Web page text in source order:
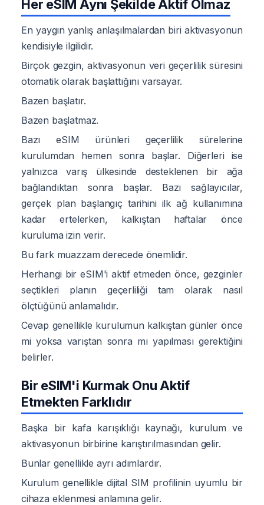
Her eSIM Aynı Şekilde Aktif Olmaz
En yaygın yanlış anlaşılmalardan biri aktivasyonun
kendisiyle ilgilidir.
Birçok gezgin, aktivasyonun veri geçerlilik süresini
otomatik olarak başlattığını varsayar.
Bazen başlatır.
Bazen başlatmaz.
Bazı eSIM ürünleri geçerlilik sürelerine
kurulumdan hemen sonra başlar. Diğerleri ise
yalnızca varış ülkesinde desteklenen bir ağa
bağlandıktan sonra başlar. Bazı sağlayıcılar,
gerçek plan başlangıç tarihini ilk ağ kullanımına
kadar ertelerken, kalkıştan haftalar önce
kuruluma izin verir.
Bu fark muazzam derecede önemlidir.
Herhangi bir eSIM'i aktif etmeden önce, gezginler
seçtikleri planın geçerliliği tam olarak nasıl
ölçtüğünü anlamalıdır.
Cevap genellikle kurulumun kalkıştan günler önce
mi yoksa varıştan sonra mı yapılması gerektiğini
belirler.
Bir eSIM'i Kurmak Onu Aktif
Etmekten Farklıdır
Başka bir kafa karışıklığı kaynağı, kurulum ve
aktivasyonun birbirine karıştırılmasından gelir.
Bunlar genellikle ayrı adımlardır.
Kurulum genellikle dijital SIM profilinin uyumlu bir
cihaza eklenmesi anlamına gelir.